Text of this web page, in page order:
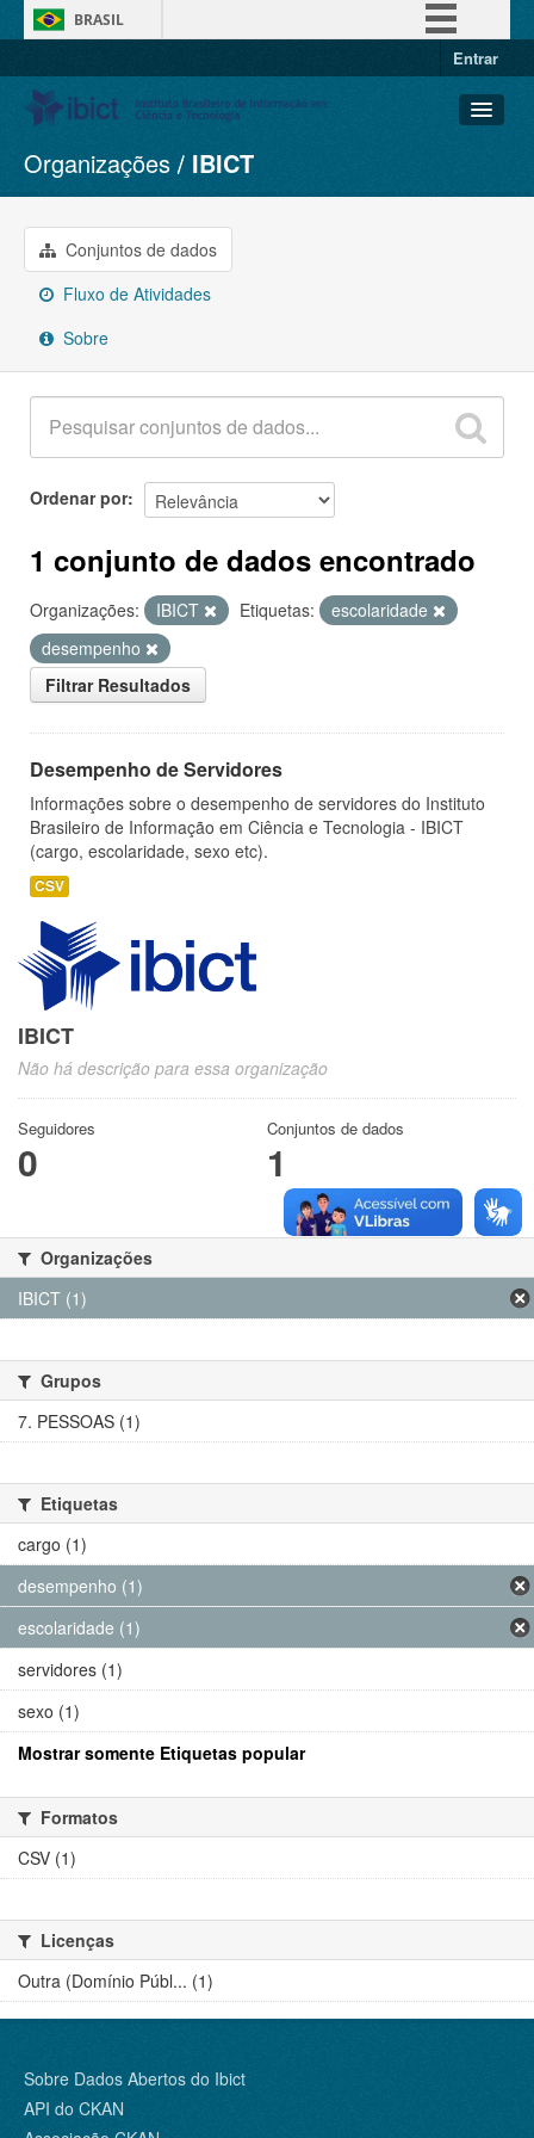
BRASIL
Entrar
Conjuntos de dados
Organizações
Grupos
Sobre
Organizações IBICT
Conjuntos de dados
Fluxo de Atividades
Sobre
Ordenar por
1 conjunto de dados encontrado
Organizações: IBICT Etiquetas:
escolaridade
desempenho
Filtrar Resultados
Desempenho de Servidores
Informações sobre o desempenho de servidores do Instituto
Brasileiro de Informação em Ciência e Tecnologia - IBICT
(cargo, escolaridade, sexo etc).
CSV
IBICT
Não há descrição para essa organização
Seguidores
0
Conjuntos de dados
1
Organizações
IBICT (1)
Grupos
7. PESSOAS (1)
Etiquetas
cargo (1)
desempenho (1)
escolaridade (1)
servidores (1)
sexo (1)
Mostrar somente Etiquetas popular
Formatos
CSV (1)
Licenças
Outra (Domínio Públ... (1)
Sobre Dados Abertos do Ibict
API do CKAN